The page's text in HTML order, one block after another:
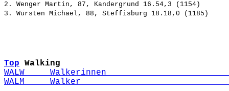
2. Wenger Martin, 87, Kandergrund 16.54,3 (1154)
Top
Walking
WALW     Walkerinnen
WALM     Walker